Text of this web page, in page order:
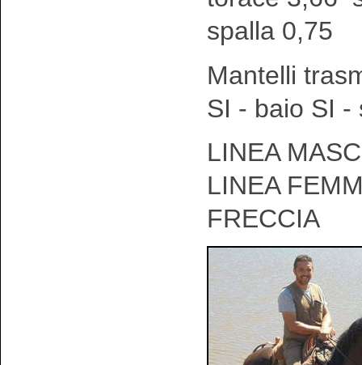
spalla 0,75
Mantelli
SI - baio SI -
LINEA
LINEA
FRECCIA